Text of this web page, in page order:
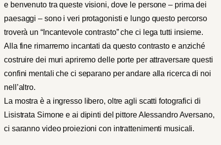
e benvenuto tra queste visioni, dove le persone – prima dei
paesaggi – sono i veri protagonisti e lungo questo percorso
troverà un “Incantevole contrasto” che ci lega tutti insieme.
Alla fine rimarremo incantati da questo contrasto e anziché
costruire dei muri apriremo delle porte per attraversare questi
confini mentali che ci separano per andare alla ricerca di noi
nell’altro.
La mostra è a ingresso libero, oltre agli scatti fotografici di
Lisistrata Simone e ai dipinti del pittore Alessandro Aversano,
ci saranno video proiezioni con intrattenimenti musicali.